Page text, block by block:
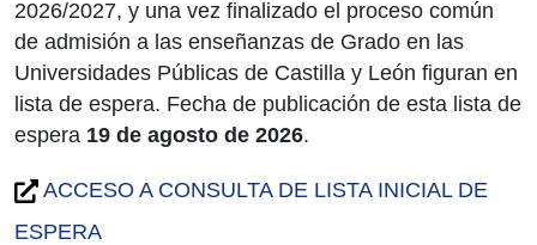
2026/2027, y una vez finalizado el proceso común
de admisión a las enseñanzas de Grado en las
Universidades Públicas de Castilla y León figuran en
lista de espera. Fecha de publicación de esta lista de
espera 19 de agosto de 2026.
ACCESO A CONSULTA DE LISTA INICIAL DE
ESPERA